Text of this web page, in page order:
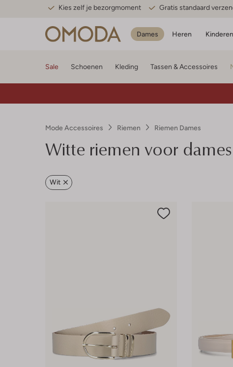
Kies zelf je bezorgmoment Gratis standaard
Dames Heren Kinderen
Sale Schoenen Kleding Tassen & Accessoires
Mode Accessoires Riemen Riemen Dames
Witte riemen voor dames
Wit